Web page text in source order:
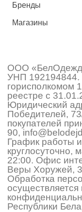
Бренды
Магазины
ООО
УНП 192194844.
горисполкомом
реестре с
Юридический
Победителей,
покупателей
90,
График работы
круглосуточно,
22:00. Офис
Веры Хоружей,
Обработка
осуществляется
Республики